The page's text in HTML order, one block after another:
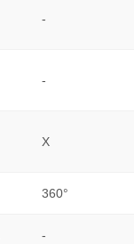
-
-
X
360°
-